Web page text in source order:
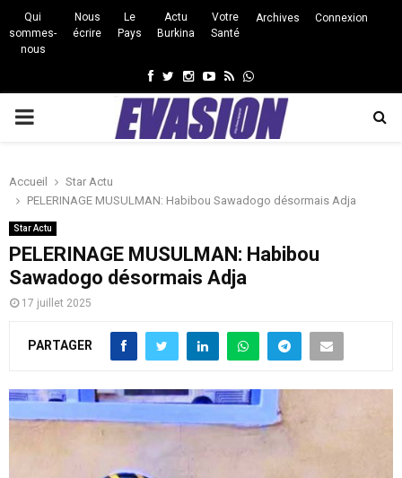
Qui
sommes-
nous
Nous
écrire
Le
Pays
Actu
Burkina
Votre
Santé
Archives Connexion
Facebook
Twitter
Instagram
Youtube
RssWhatsapp
PRIMARY
Accueil
Star Actu
PELERINAGE MUSULMAN: Habibou Sawadogo désormais Adja
Star Actu
PELERINAGE MUSULMAN: Habibou
Sawadogo désormais Adja
17 juillet 2025
PARTAGER